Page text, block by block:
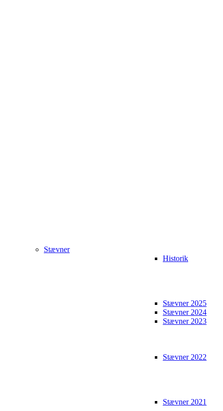
Stævner
Historik
Stævner 2025
Stævner 2024
Stævner 2023
Stævner 2022
Stævner 2021